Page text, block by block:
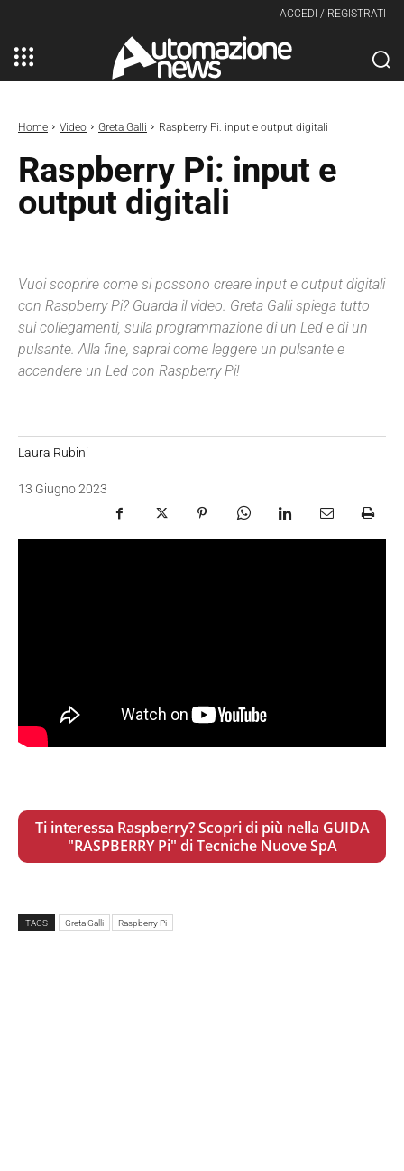
ACCEDI / REGISTRATI
Home Video Greta Galli Raspberry Pi: input e output digitali
Raspberry Pi: input e
output digitali
Vuoi scoprire come si possono creare input e output digitali
con Raspberry Pi? Guarda il video. Greta Galli spiega tutto
sui collegamenti, sulla programmazione di un Led e di un
pulsante. Alla fine, saprai come leggere un pulsante e
accendere un Led con Raspberry Pi!
Laura Rubini
13 Giugno 2023
Ti interessa Raspberry? Scopri di più nella GUIDA
"RASPBERRY Pi" di Tecniche Nuove SpA
TAGS Greta Galli Raspberry Pi